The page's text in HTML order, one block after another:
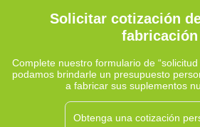
beneficios funcionales que complementan
Solicitar cotización
fabricación
Complete nuestro formulario de
podamos brindarle un presupuesto
a fabricar sus suplementos
Obtenga una cotización